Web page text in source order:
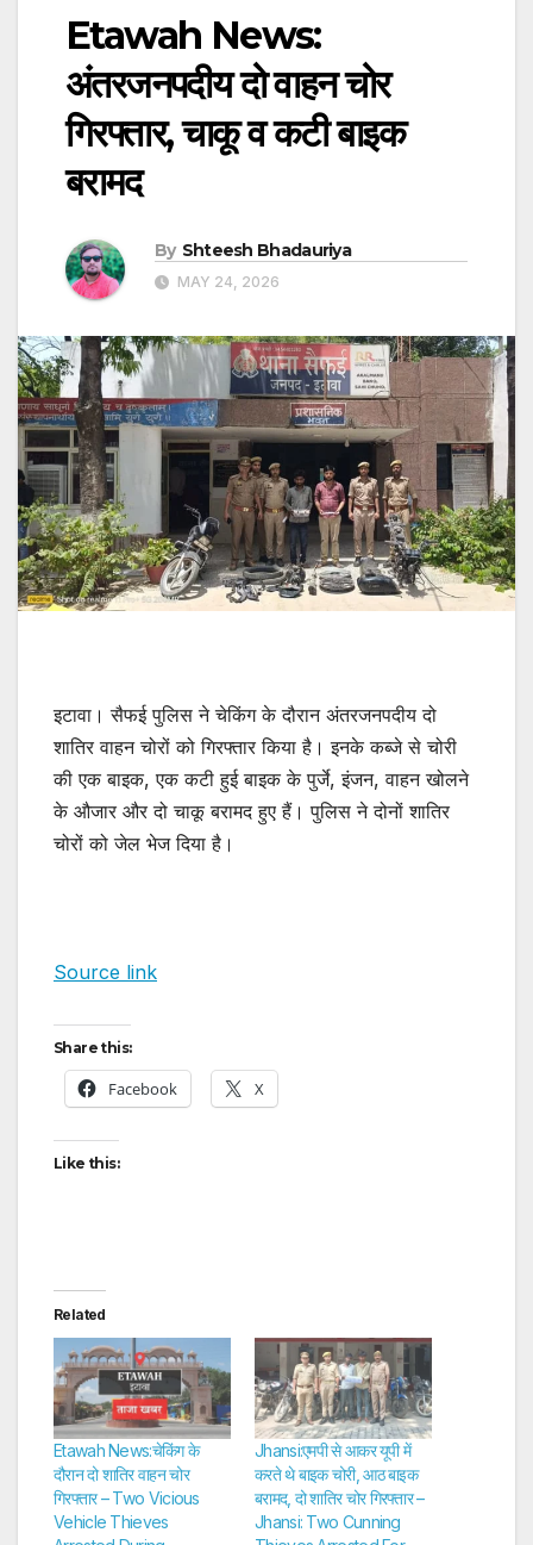
Etawah News:
अंतरजनपदीय दो वाहन चोर
गिरफ्तार, चाकू व कटी बाइक
बरामद
By Shteesh Bhadauriya
MAY 24, 2026
इटावा। सैफई पुलिस ने चेकिंग के दौरान अंतरजनपदीय दो
शातिर वाहन चोरों को गिरफ्तार किया है। इनके कब्जे से चोरी
की एक बाइक, एक कटी हुई बाइक के पुर्जे, इंजन, वाहन खोलने
के औजार और दो चाकू बरामद हुए हैं। पुलिस ने दोनों शातिर
चोरों को जेल भेज दिया है।
Source link
Share this:
Facebook X
Like this:
Related
Etawah News:चेकिंग के
दौरान दो शातिर वाहन चोर
गिरफ्तार – Two Vicious
Vehicle Thieves
Jhansi:एमपी से आकर यूपी में
करते थे बाइक चोरी, आठ बाइक
बरामद, दो शातिर चोर गिरफ्तार –
Jhansi: Two Cunning